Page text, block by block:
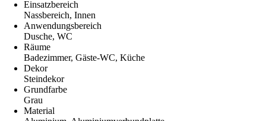
Einsatzbereich
Nassbereich, Innen
Anwendungsbereich
Dusche, WC
Räume
Badezimmer, Gäste-WC, Küche
Dekor
Steindekor
Grundfarbe
Grau
Material